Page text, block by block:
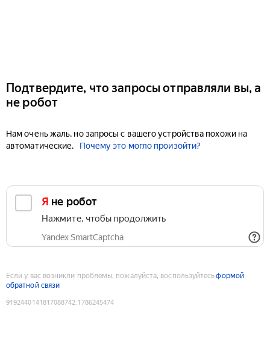
Подтвердите, что запросы отправляли вы, а
не робот
Нам очень жаль, но запросы с вашего устройства похожи на
автоматические.
Почему это могло произойти?
Я не робот
Нажмите, чтобы продолжить
Yandex SmartCaptcha
Если у вас возникли проблемы, пожалуйста, воспользуйтесьформой
обратной связи
9192440141817088742:1786245474